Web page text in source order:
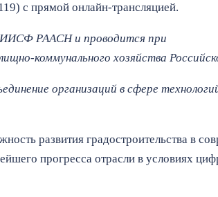
с прямой онлайн-трансляцией.
РААСН и проводится при
коммунального хозяйства
организаций в сфере
развития градостроительства в
прогресса отрасли в условиях